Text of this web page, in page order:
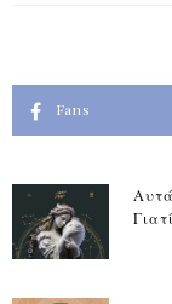
Fans